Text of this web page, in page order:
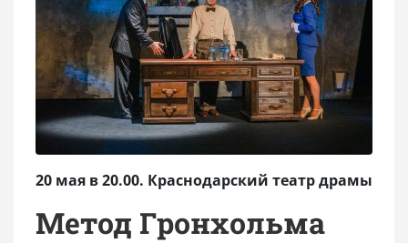
20 мая в 20.00. Краснодарский театр драмы
Метод Гронхольма